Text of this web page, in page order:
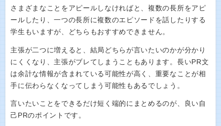
さまざまなことをアピールしなければと、複数の長所をアピ
ールしたり、一つの長所に複数のエピソードを話したりする
学生もいますが、どちらもおすすめできません。
主張が二つに増えると、結局どちらが言いたいのかが分かり
にくくなり、主張がブレてしまうこともあります。長いPR文
は余計な情報が含まれている可能性が高く、重要なことが相
手に伝わらなくなってしまう可能性もあるでしょう。
言いたいことをできるだけ短く端的にまとめるのが、良い自
己PRのポイントです。